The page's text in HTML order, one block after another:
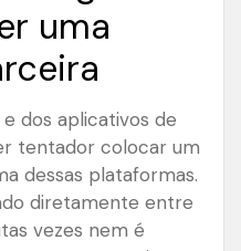
uma
dos aplicativos de
tentador colocar um
dessas plataformas.
diretamente entre
vezes nem é